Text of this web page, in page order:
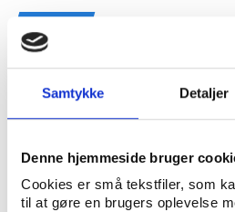
Samtykke Detaljer
Denne hjemmeside bruger
Cookies er små tekstfiler, som
til at gøre en brugers oplevelse
Andre
Kulturanalyse af dansk
Morten Erfurth
Artikler